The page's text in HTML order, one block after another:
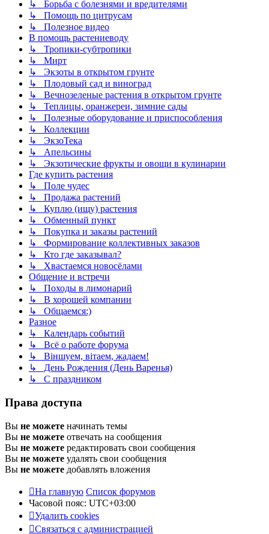
↳ Борьба с болезнями и вредителями
↳ Помощь по цитрусам
↳ Полезное видео
В помощь растениеводу
↳ Тропики-субтропики
↳ Мирт
↳ Экзоты в открытом грунте
↳ Плодовый сад и виноград
↳ Вечнозеленые растения в открытом грунте
↳ Теплицы, оранжереи, зимние сады
↳ Полезные оборудование и приспособления
↳ Коллекции
↳ ЭкзоТека
↳ Апельсины
↳ Экзотические фрукты и овощи в кулинарии
Где купить растения
↳ Поле чудес
↳ Продажа растений
↳ Куплю (ищу) растения
↳ Обменный пункт
↳ Покупка и заказы растений
↳ Формирование коллективных заказов
↳ Кто где заказывал?
↳ Хвастаемся новосёлами
Общение и встречи
↳ Походы в лимонарий
↳ В хорошей компании
↳ Общаемся:)
Разное
↳ Календарь событий
↳ Всё о работе форума
↳ Віншуем, вітаем, жадаем!
↳ День Рождения (День Варенья)
↳ С праздником
Права доступа
Вы не можете начинать темы
Вы не можете отвечать на сообщения
Вы не можете редактировать свои сообщения
Вы не можете удалять свои сообщения
Вы не можете добавлять вложения
На главную Список форумов
Часовой пояс: UTC+03:00
Удалить cookies
Связаться с администрацией